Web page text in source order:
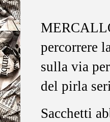
percorrere
sulla via
del pirla
Sacchetti